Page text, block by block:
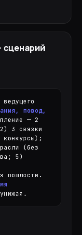
сценарий
повод,
— 2
3 связки
конкурсы);
(без
5)
пошлости.